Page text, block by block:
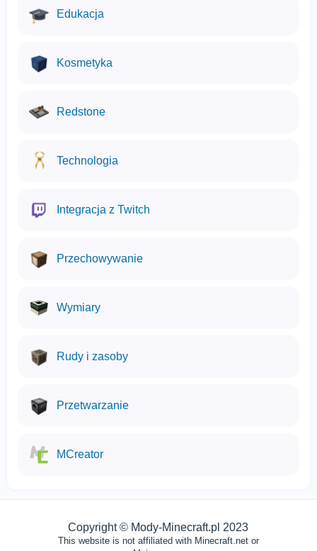
Edukacja
Kosmetyka
Redstone
Technologia
Integracja z Twitch
Przechowywanie
Wymiary
Rudy i zasoby
Przetwarzanie
MCreator
Copyright © Mody-Minecraft.pl 2023
This website is not affiliated with Minecraft.net or
najlepsze doświadczenia na naszej stronie.
ZROZUMIAŁE